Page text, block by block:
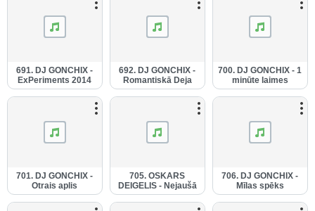
691. DJ GONCHIX -
ExPeriments 2014
(28.06.2014.).mp3
692. DJ GONCHIX -
Romantiskā Deja
(29.06.2014.).mp3
700. DJ GONCHIX - 1
minūte laimes
(20.07.2014.).mp3
701. DJ GONCHIX -
Otrais aplis
(20.07.2014.).mp3
705. OSKARS
DEIGELIS - Nejaušā
tikšanās (Dj Gonchix
mix -
706. DJ GONCHIX -
Mīlas spēks
(27.07.2014.).mp3